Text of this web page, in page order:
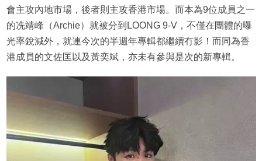
會主攻內地市場，後者則主攻香港市場。而本為9位成員之一
的冼靖峰（Archie）就被分到LOONG 9-V，不僅在團體的曝
光率銳減外，就連今次的半週年專輯都繼續冇影！而同為香
港成員的文佐匡以及黃奕斌，亦未有參與是次的新專輯。